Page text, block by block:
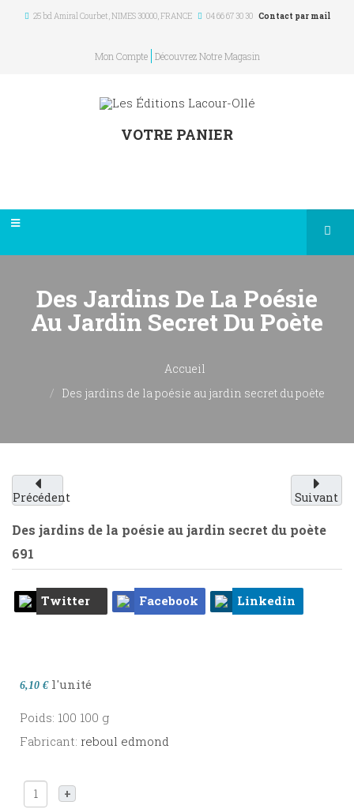
25 bd Amiral Courbet, NIMES 30000,FRANCE 04 66 67 30 30 Contact par mail
Mon Compte Découvrez Notre Magasin
VOTRE PANIER
Des Jardins De La Poésie
Au Jardin Secret Du Poète
Accueil
Des jardins de la poésie au jardin secret du poète
Précédent Suivant
Des jardins de la poésie au jardin secret du poète
691
Twitter Facebook Linkedin
6,10 € l'unité
Poids: 100 100 g
Fabricant: reboul edmond
+